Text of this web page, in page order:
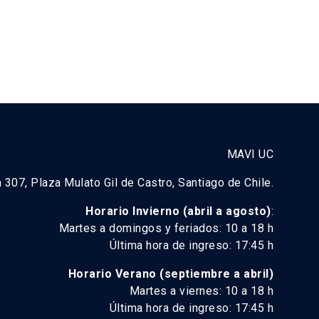
MAVI UC
Plaza Mulato Gil de Castro, Santiago de Chile.
Horario Invierno (abril a agosto):
Martes a domingos y feriados: 10 a 18 h
Última hora de ingreso: 17:45 h
Horario Verano (septiembre a abril)
Martes a viernes: 10 a 18 h
Última hora de ingreso: 17:45 h